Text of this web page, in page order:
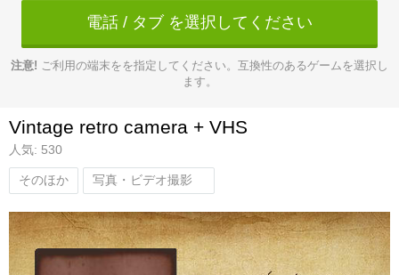
電話 / タブ を選択してください
注意! ご利用の端末をを指定してください。互換性のあるゲームを選択し
ます。
Vintage retro camera + VHS
人気: 530
そのほか 写真・ビデオ撮影